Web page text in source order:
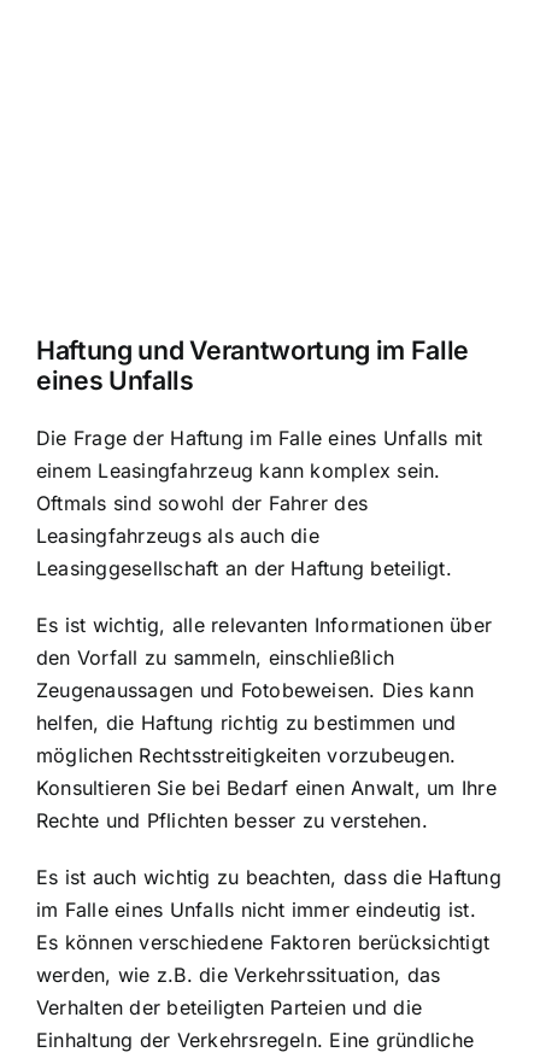
Haftung und Verantwortung im Falle
eines Unfalls
Die Frage der Haftung im Falle eines Unfalls mit
einem Leasingfahrzeug kann komplex sein.
Oftmals sind sowohl der Fahrer des
Leasingfahrzeugs als auch die
Leasinggesellschaft an der Haftung beteiligt.
Es ist wichtig, alle relevanten Informationen über
den Vorfall zu sammeln, einschließlich
Zeugenaussagen und Fotobeweisen. Dies kann
helfen, die Haftung richtig zu bestimmen und
möglichen Rechtsstreitigkeiten vorzubeugen.
Konsultieren Sie bei Bedarf einen Anwalt, um Ihre
Rechte und Pflichten besser zu verstehen.
Es ist auch wichtig zu beachten, dass die Haftung
im Falle eines Unfalls nicht immer eindeutig ist.
Es können verschiedene Faktoren berücksichtigt
werden, wie z.B. die Verkehrssituation, das
Verhalten der beteiligten Parteien und die
Einhaltung der Verkehrsregeln. Eine gründliche